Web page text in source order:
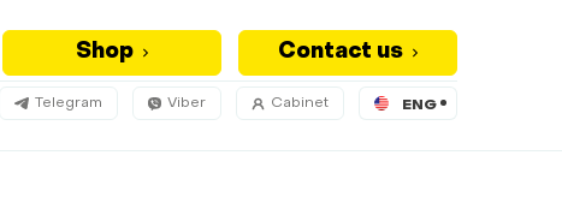
Shop Contact us
Telegram Viber Cabinet ENG